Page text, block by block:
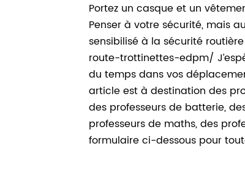
Portez un casque et un
Penser à votre sécurité, mais
sensibilisé à la sécurité
route-trottinettes-edpm/
du temps dans vos
article est à destination des
des professeurs de batterie,
professeurs de maths, des
formulaire ci-dessous pour